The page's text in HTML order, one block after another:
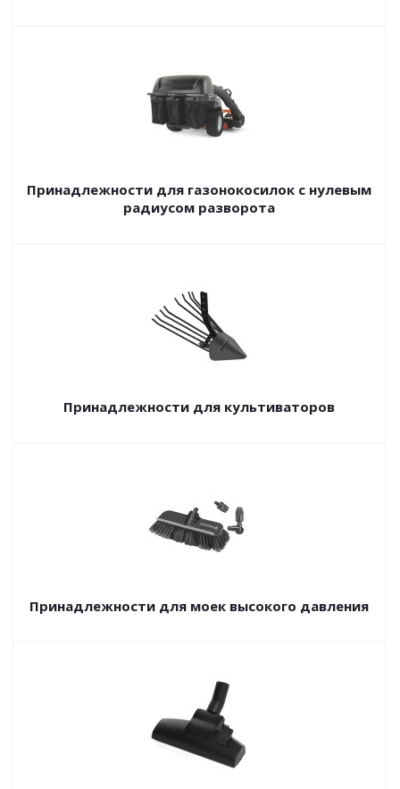
Принадлежности для газонокосилок с нулевым
радиусом разворота
Принадлежности для культиваторов
Принадлежности для моек высокого давления